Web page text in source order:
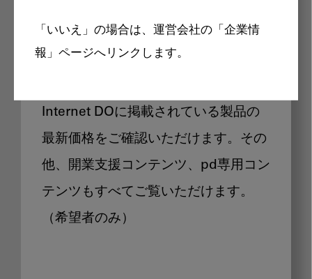
「いいえ」の場合は、運営会社の「企業情
報」ページへリンクします。
製品価格も閲覧可能
Internet DOに掲載されている製品の
最新価格をご確認いただけます。その
他、開業支援コンテンツ、pd専用コン
テンツもすべてご覧いただけます。
（希望者のみ）